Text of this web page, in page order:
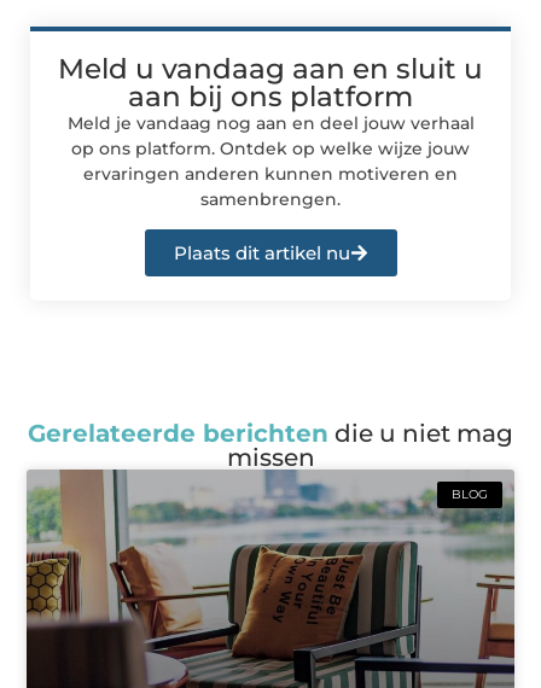
Meld u vandaag aan en sluit u
aan bij ons platform
Meld je vandaag nog aan en deel jouw verhaal
op ons platform. Ontdek op welke wijze jouw
ervaringen anderen kunnen motiveren en
samenbrengen.
Plaats dit artikel nu
Gerelateerde berichten die u niet mag
missen
BLOG